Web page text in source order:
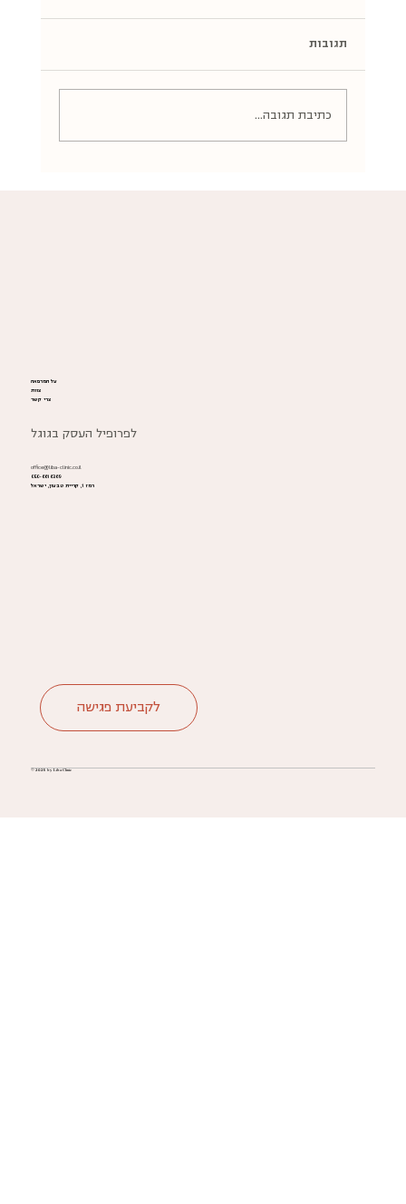
תגובות
כתיבת תגובה...
© 2025 by Liba Clinic
לקביעת פגישה
office@liba-clinic.co.il
050-6616369
רמז 1, קריית טבעון, ישראל
על המרפאה
צוות
צרי קשר
לפרופיל העסק בגוגל